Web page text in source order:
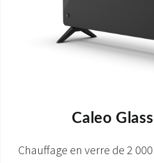
Caleo
Chauffage en verre de 2